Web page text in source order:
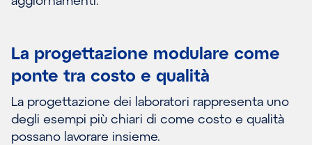
La progettazione modulare come
ponte tra costo e qualità
La progettazione dei laboratori rappresenta uno
degli esempi più chiari di come costo e qualità
possano lavorare insieme.